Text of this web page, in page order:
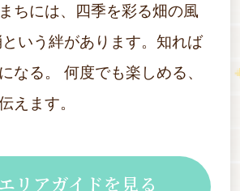
ちには、四季を彩る畑の風
いう絆があります。知れば
なる。 何度でも楽しめる、
えます。
リアガイドを見る